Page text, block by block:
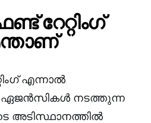
റേറ്റിംഗ്
എന്നാൽ
ഏജൻസികൾ നടത്തുന്ന
അടിസ്ഥാനത്തിൽ